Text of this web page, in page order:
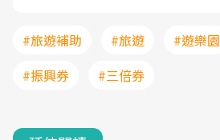
#旅遊補助 #旅遊 #遊樂園
#振興券
#三倍券